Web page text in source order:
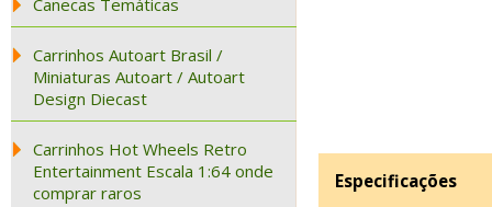
Canecas Temáticas
Carrinhos Autoart Brasil /
Miniaturas Autoart / Autoart
Design Diecast
Carrinhos Hot Wheels Retro
Entertainment Escala 1:64 onde
comprar raros
Especificações